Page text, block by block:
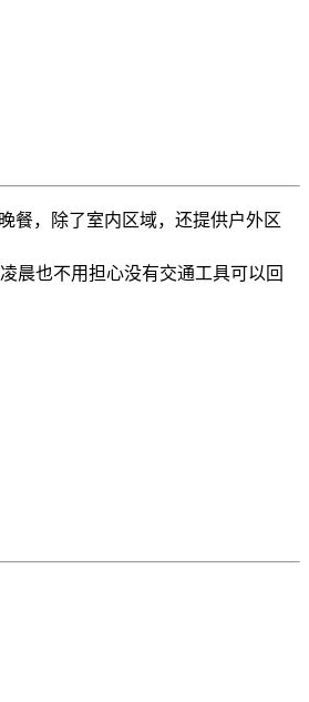
餐，除了室内区域，还提供户外区
晨也不用担心没有交通工具可以回